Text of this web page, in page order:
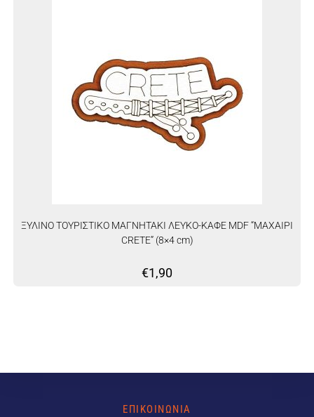
ΞΥΛΙΝΟ ΤΟΥΡΙΣΤΙΚΟ ΜΑΓΝΗΤΑΚΙ ΛΕΥΚΟ-ΚΑΦΕ MDF “ΜΑΧΑΙΡΙ
CRETE” (8×4 cm)
€1,90
ΕΠΙΚΟΙΝΩΝΙΑ